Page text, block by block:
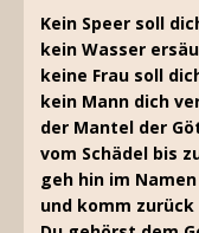
Kein Speer soll
kein Wasser
keine Frau soll
kein Mann dich
der Mantel der
vom Schädel bis
geh hin im
und komm